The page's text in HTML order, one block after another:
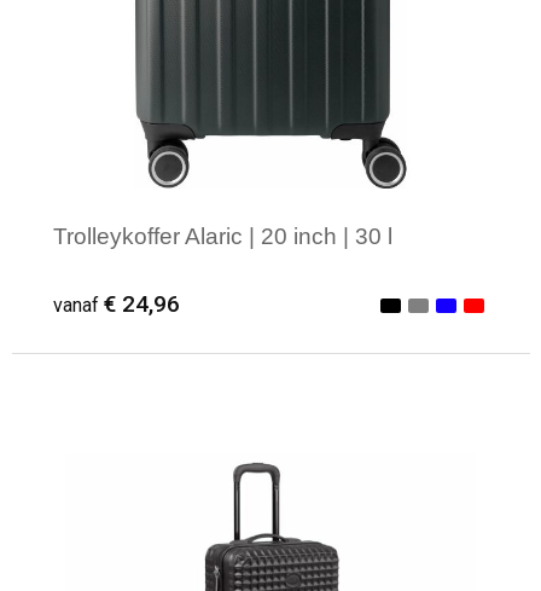
Trolleykoffer Alaric | 20 inch | 30 l
vanaf € 24,96